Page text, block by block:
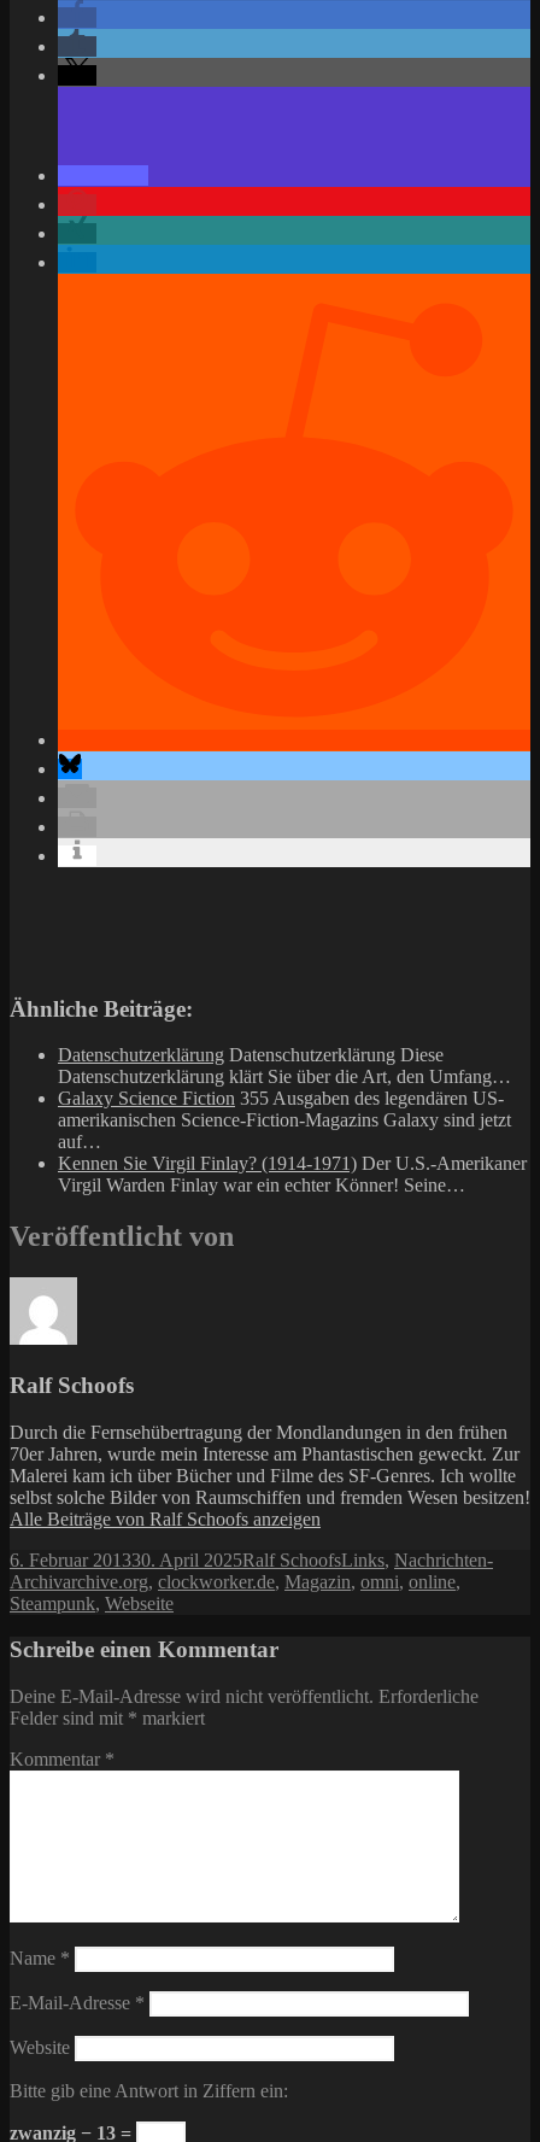
Ähnliche Beiträge:
Datenschutzerklärung Datenschutzerklärung Diese
Datenschutzerklärung klärt Sie über die Art, den Umfang…
Galaxy Science Fiction 355 Ausgaben des legendären US-
amerikanischen Science-Fiction-Magazins Galaxy sind jetzt
auf…
Kennen Sie Virgil Finlay? (1914-1971) Der U.S.-Amerikaner
Virgil Warden Finlay war ein echter Könner! Seine…
Veröffentlicht von
Ralf Schoofs
Durch die Fernsehübertragung der Mondlandungen in den frühen
70er Jahren, wurde mein Interesse am Phantastischen geweckt. Zur
Malerei kam ich über Bücher und Filme des SF-Genres. Ich wollte
selbst solche Bilder von Raumschiffen und fremden Wesen besitzen!
Alle Beiträge von Ralf Schoofs anzeigen
Veröffentlicht
am
6. Februar 201330. April 2025Autor
Ralf SchoofsKategorien
Links, Nachrichten-
ArchivSchlagwörter
archive.org, clockworker.de, Magazin, omni, online,
Steampunk, Webseite
Schreibe einen Kommentar
Deine E-Mail-Adresse wird nicht veröffentlicht. Erforderliche
Felder sind mit * markiert
Kommentar *
Name *
E-Mail-Adresse *
Website
Bitte gib eine Antwort in Ziffern ein:
zwanzig − 13 =